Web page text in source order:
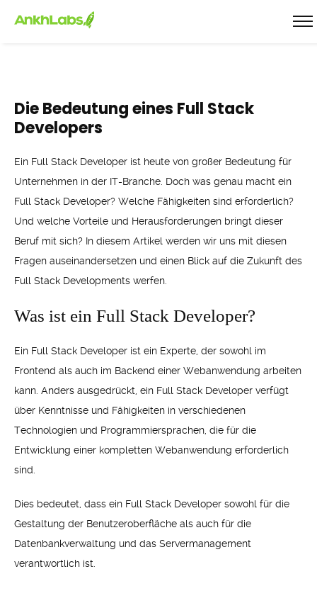
Die Bedeutung eines Full Stack
Developers
Ein Full Stack Developer ist heute von großer Bedeutung für
Unternehmen in der IT-Branche. Doch was genau macht ein
Full Stack Developer? Welche Fähigkeiten sind erforderlich?
Und welche Vorteile und Herausforderungen bringt dieser
Beruf mit sich? In diesem Artikel werden wir uns mit diesen
Fragen auseinandersetzen und einen Blick auf die Zukunft des
Full Stack Developments werfen.
Was ist ein Full Stack Developer?
Ein Full Stack Developer ist ein Experte, der sowohl im
Frontend als auch im Backend einer Webanwendung arbeiten
kann. Anders ausgedrückt, ein Full Stack Developer verfügt
über Kenntnisse und Fähigkeiten in verschiedenen
Technologien und Programmiersprachen, die für die
Entwicklung einer kompletten Webanwendung erforderlich
sind.
Dies bedeutet, dass ein Full Stack Developer sowohl für die
Gestaltung der Benutzeroberfläche als auch für die
Datenbankverwaltung und das Servermanagement
verantwortlich ist.